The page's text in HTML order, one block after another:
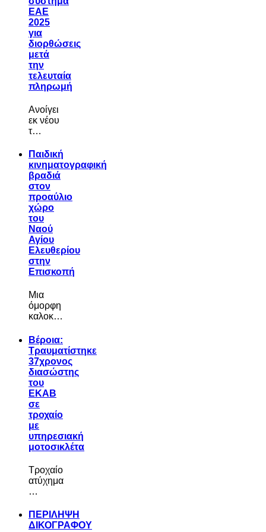
ΕΑΕ
2025
για
διορθώσεις
μετά
την
τελευταία
πληρωμή
Aνοίγει
εκ νέου
τ…
Παιδική
κινηματογραφική
βραδιά
στον
προαύλιο
χώρο
του
Ναού
Αγίου
Ελευθερίου
στην
Επισκοπή
Μια
όμορφη
καλοκ…
Βέροια:
Τραυματίστηκε
37χρονος
διασώστης
του
ΕΚΑΒ
σε
τροχαίο
με
υπηρεσιακή
μοτοσικλέτα
Τροχαίο
ατύχημα
…
ΠΕΡΙΛΗΨΗ
ΔΙΚΟΓΡΑΦΟΥ